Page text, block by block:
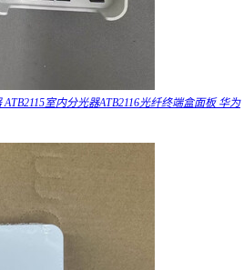
室内分光器ATB2116光纤终端盒面板 华为